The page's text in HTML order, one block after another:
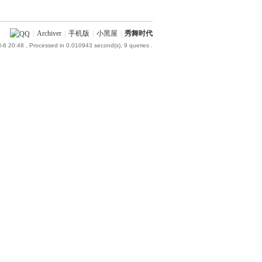
Archiver 手机版 小黑屋 秀舞时代
6 20:48 , Processed in 0.010943 second(s), 9 queries .